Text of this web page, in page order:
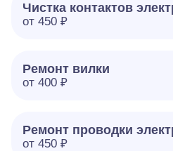
Чистка контактов
от 450 ₽
Ремонт вилки
от 400 ₽
Ремонт проводки
от 450 ₽